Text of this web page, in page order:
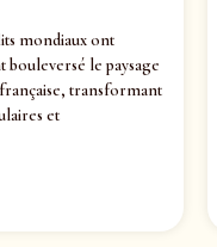
mondiaux ont
le paysage
transformant
et